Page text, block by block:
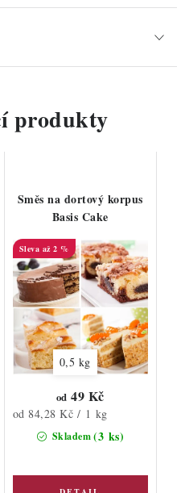
produkty
Směs na dortový korpus
Basis Cake
až 2 %
0,5 kg
Skladem(3 ks)
od 49 Kč
Měrná
od 84,28 Kč / 1 kg